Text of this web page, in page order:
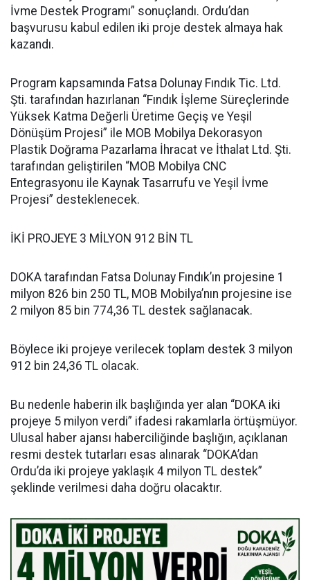
İvme Destek Programı” sonuçlandı. Ordu’dan
başvurusu kabul edilen iki proje destek almaya hak
kazandı.
Program kapsamında Fatsa Dolunay Fındık Tic. Ltd.
Şti. tarafından hazırlanan “Fındık İşleme Süreçlerinde
Yüksek Katma Değerli Üretime Geçiş ve Yeşil
Dönüşüm Projesi” ile MOB Mobilya Dekorasyon
Plastik Doğrama Pazarlama İhracat ve İthalat Ltd. Şti.
tarafından geliştirilen “MOB Mobilya CNC
Entegrasyonu ile Kaynak Tasarrufu ve Yeşil İvme
Projesi” desteklenecek.
İKİ PROJEYE 3 MİLYON 912 BİN TL
DOKA tarafından Fatsa Dolunay Fındık’ın projesine 1
milyon 826 bin 250 TL, MOB Mobilya’nın projesine ise
2 milyon 85 bin 774,36 TL destek sağlanacak.
Böylece iki projeye verilecek toplam destek 3 milyon
912 bin 24,36 TL olacak.
Bu nedenle haberin ilk başlığında yer alan “DOKA iki
projeye 5 milyon verdi” ifadesi rakamlarla örtüşmüyor.
Ulusal haber ajansı haberciliğinde başlığın, açıklanan
resmi destek tutarları esas alınarak “DOKA’dan
Ordu’da iki projeye yaklaşık 4 milyon TL destek”
şeklinde verilmesi daha doğru olacaktır.